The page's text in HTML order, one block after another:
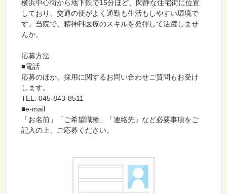
横浜中心街から地下鉄で15分ほど、閑静な住宅街に位置
しており、交通の便がよく通勤も生活もしやすい環境で
す。当院で、精神科医療のスキルを発揮して活躍しませ
んか。
応募方法
■電話
応募のほか、採用に関するお問い合わせご質問もお受け
します。
TEL. 045-843-8511
■e-mail
「お名前」「ご希望職種」「連絡先」など必要事項をご
記入の上、ご応募ください。